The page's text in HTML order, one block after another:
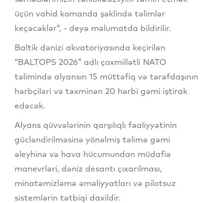
üçün vahid komanda şəklində təlimlər
keçəcəklər”, - deyə məlumatda bildirilir.
Baltik dənizi akvatoriyasında keçirilən
“BALTOPS 2026” adlı çoxmillətli NATO
təlimində alyansın 15 müttəfiq və tərəfdaşının
hərbçiləri və təxminən 20 hərbi gəmi iştirak
edəcək.
Alyans qüvvələrinin qarşılıqlı fəaliyyətinin
gücləndirilməsinə yönəlmiş təlimə gəmi
əleyhinə və hava hücumundan müdafiə
manevrləri, dəniz desantı çıxarılması,
minatəmizləmə əməliyyatları və pilotsuz
sistemlərin tətbiqi daxildir.